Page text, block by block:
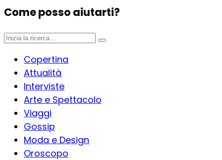
Come posso aiutarti?
Copertina
Attualità
Interviste
Arte e Spettacolo
Viaggi
Gossip
Moda e Design
Oroscopo